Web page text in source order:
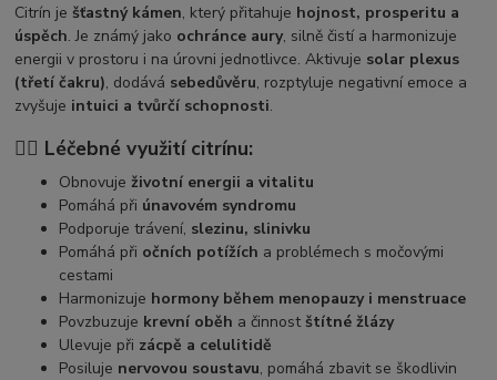
Citrín je šťastný kámen, který přitahuje hojnost, prosperitu a
úspěch. Je známý jako ochránce aury, silně čistí a harmonizuje
energii v prostoru i na úrovni jednotlivce. Aktivuje solar plexus
(třetí čakru), dodává sebedůvěru, rozptyluje negativní emoce a
zvyšuje intuici a tvůrčí schopnosti.
🧘‍♀️ Léčebné využití citrínu:
Obnovuježivotní energii a vitalitu
Pomáhá při únavovém syndromu
Podporuje trávení, slezinu, slinivku
Pomáhá při očních potížích a problémech s močovými
cestami
Harmonizuje hormony během menopauzy i menstruace
Povzbuzuje krevní oběh a činnost štítné žlázy
Ulevuje při zácpě a celulitidě
Posiluje nervovou soustavu, pomáhá zbavit se škodlivin